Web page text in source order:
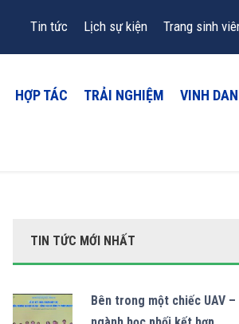
Tin tức Lịch sự kiện Trang sinh
HỢP TÁC TRẢI NGHIỆM VINH
TIN TỨC MỚI NHẤT
Bên trong một chiếc UAV –